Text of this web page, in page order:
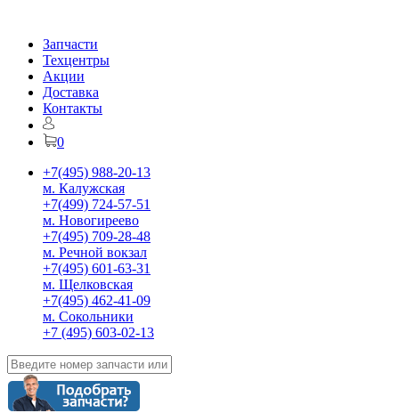
Запчасти
Техцентры
Акции
Доставка
Контакты
0
+7(495) 988-20-13
м. Калужская
+7(499) 724-57-51
м. Новогиреево
+7(495) 709-28-48
м. Речной вокзал
+7(495) 601-63-31
м. Щелковская
+7(495) 462-41-09
м. Сокольники
+7 (495) 603-02-13